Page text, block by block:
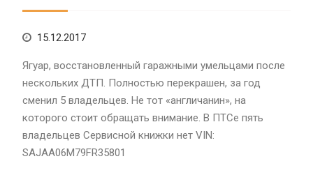
15.12.2017
Ягуар, восстановленный гаражными умельцами после
нескольких ДТП. Полностью перекрашен, за год
сменил 5 владельцев. Не тот «англичанин», на
которого стоит обращать внимание. В ПТСе пять
владельцев Сервисной книжки нет VIN:
SAJAA06M79FR35801